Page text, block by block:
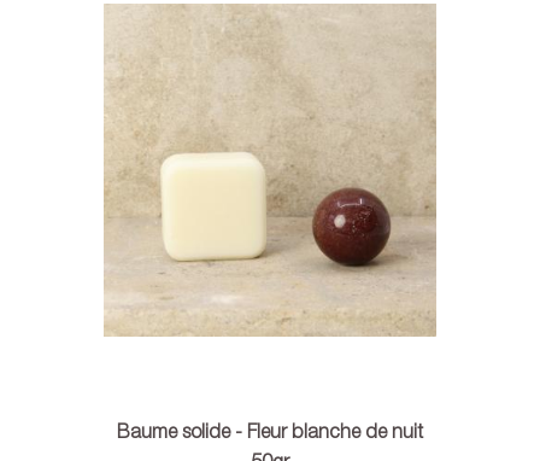
Baume solide - Fleur blanche de nuit